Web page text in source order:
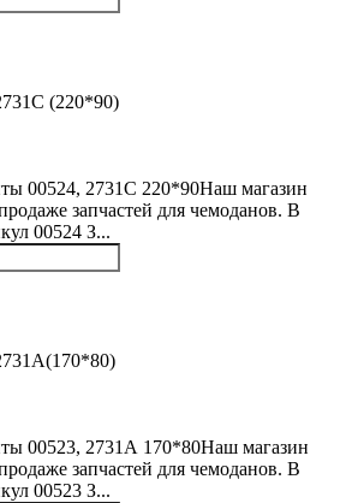
00524, 2731С 220*90Наш магазин
запчастей для чемоданов. В
00524 З...
00523, 2731А 170*80Наш магазин
запчастей для чемоданов. В
00523 З...